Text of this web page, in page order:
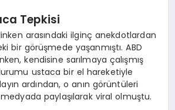
Tepkisi
arasındaki ilginç anekdotlardan
bir görüşmede yaşanmıştı. ABD
kendisine sarılmaya çalışmış
ustaca bir el hareketiyle
ardından, o anın görüntüleri
paylaşılarak viral olmuştu.